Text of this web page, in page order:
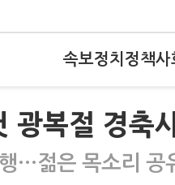
속보정치 정책사
광복절 경축
…젊은 목소리 공